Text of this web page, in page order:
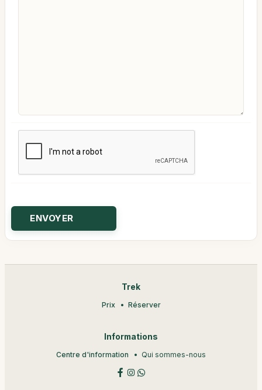
Trek
Prix Réserver
Informations
Centre d'information Qui sommes-nous